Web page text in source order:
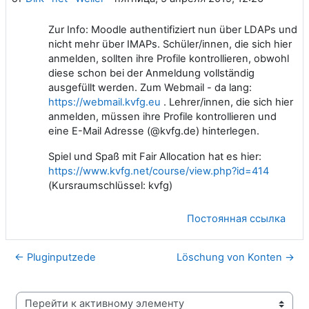
Zur Info: Moodle authentifiziert nun über LDAPs und
nicht mehr über IMAPs. Schüler/innen, die sich hier
anmelden, sollten ihre Profile kontrollieren, obwohl
diese schon bei der Anmeldung vollständig
ausgefüllt werden. Zum Webmail - da lang:
https://webmail.kvfg.eu . Lehrer/innen, die sich hier
anmelden, müssen ihre Profile kontrollieren und
eine E-Mail Adresse (@kvfg.de) hinterlegen.
Spiel und Spaß mit Fair Allocation hat es hier:
https://www.kvfg.net/course/view.php?id=414
(Kursraumschlüssel: kvfg)
Постоянная ссылка
← Pluginputzede Löschung von Konten →